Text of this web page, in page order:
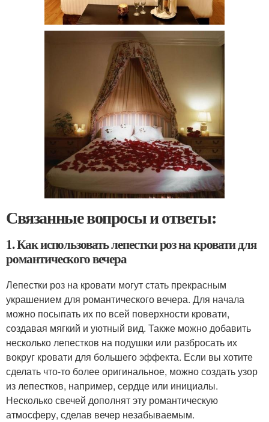
Связанные вопросы и ответы:
1. Как использовать лепестки роз на кровати для
романтического вечера
Лепестки роз на кровати могут стать прекрасным
украшением для романтического вечера. Для начала
можно посыпать их по всей поверхности кровати,
создавая мягкий и уютный вид. Также можно добавить
несколько лепестков на подушки или разбросать их
вокруг кровати для большего эффекта. Если вы хотите
сделать что-то более оригинальное, можно создать узор
из лепестков, например, сердце или инициалы.
Несколько свечей дополнят эту романтическую
атмосферу, сделав вечер незабываемым.